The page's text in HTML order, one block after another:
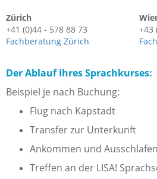
Zürich
+41 (0)44 - 578 88 73
Fachberatung Zürich
+43
Der Ablauf Ihres Sprachkurses:
Beispiel je nach Buchung:
Flug nach Kapstadt
Transfer zur Unterkunft
Ankommen und Ausschlafen
Treffen an der LISA!